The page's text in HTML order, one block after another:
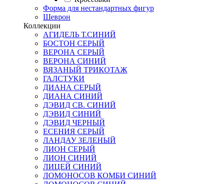
Форма для нестандартных фигур
Шеврон
Коллекции
АГИДЕЛЬ Т.СИНИЙ
БОСТОН СЕРЫЙ
ВЕРОНА СЕРЫЙ
ВЕРОНА СИНИЙ
ВЯЗАНЫЙ ТРИКОТАЖ
ГАЛСТУКИ
ДИАНА СЕРЫЙ
ДИАНА СИНИЙ
ДЭВИД СВ. СИНИЙ
ДЭВИД СИНИЙ
ДЭВИД ЧЕРНЫЙ
ЕСЕНИЯ СЕРЫЙ
ЛАНДАУ ЗЕЛЕНЫЙ
ЛИОН СЕРЫЙ
ЛИОН СИНИЙ
ЛИЦЕЙ СИНИЙ
ЛОМОНОСОВ КОМБИ СИНИЙ